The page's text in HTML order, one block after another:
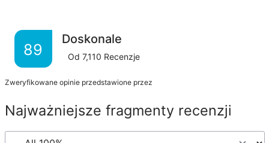
89
Doskonale
Od 7,110 Recenzje
Zweryfikowane opinie przedstawione przez
Najważniejsze fragmenty recenzji